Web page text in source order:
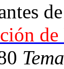
de